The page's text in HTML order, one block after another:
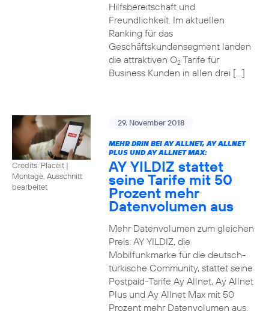
Hilfsbereitschaft und
Freundlichkeit. Im aktuellen
Ranking für das
Geschäftskundensegment landen
die attraktiven O2Tarife für
Business Kunden in allen drei […]
Credits: Placeit |
Montage, Ausschnitt
bearbeitet
29. November 2018
MEHR DRIN BEI AY ALLNET, AY ALLNET
PLUS UND AY ALLNET MAX:
AY YILDIZ stattet
seine Tarife mit 50
Prozent mehr
Datenvolumen aus
Mehr Datenvolumen zum gleichen
Preis: AY YILDIZ, die
Mobilfunkmarke für die deutsch-
türkische Community, stattet seine
Postpaid-Tarife Ay Allnet, Ay Allnet
Plus und Ay Allnet Max mit 50
Prozent mehr Datenvolumen aus.